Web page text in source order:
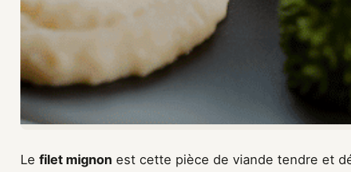
Le filet mignon est cette pièce de viande tendre et